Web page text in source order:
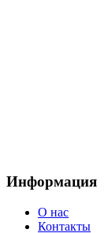
Информация
О нас
Контакты